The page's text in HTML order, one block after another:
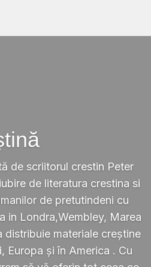
de scriitorul crestin Peter
de literatura crestina si
de pretutindeni cu
in Londra,Wembley, Marea
distribuie materiale creștine
Europa și în America . Cu